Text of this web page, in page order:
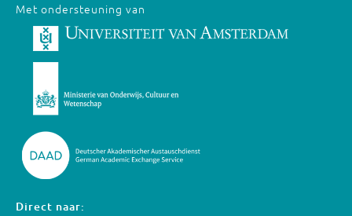
Met ondersteuning van
Direct naar: